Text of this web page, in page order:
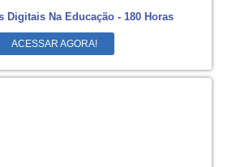
Digitais Na Educação - 180 Horas
ACESSAR AGORA!